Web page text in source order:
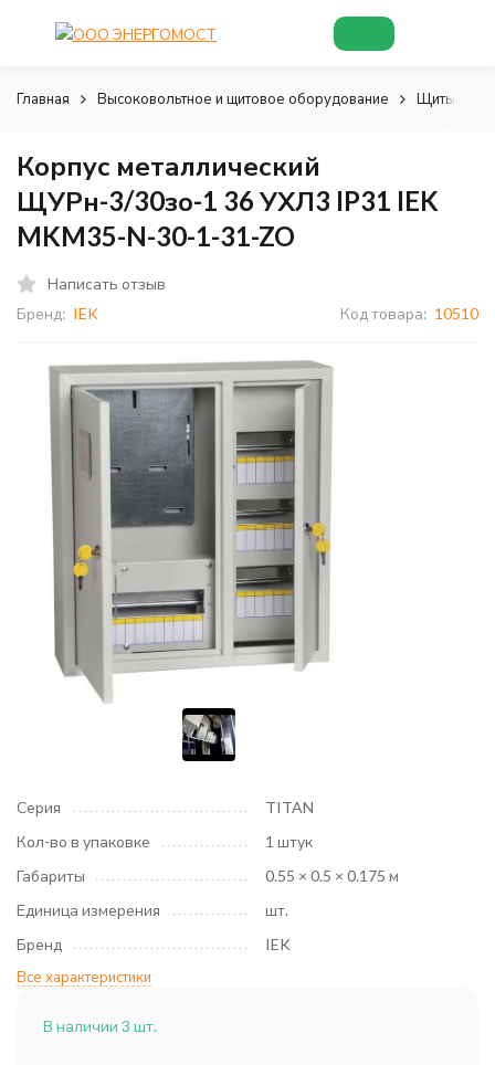
Главная Высоковольтное и щитовое оборудование Щиты и
Корпус металлический
ЩУРн-3/30зо-1 36 УХЛ3 IP31 IEK
MKM35-N-30-1-31-ZO
Написать отзыв
Бренд: IEK Код товара: 10510
Серия
TITAN
Кол-во в упаковке
1 штук
Габариты
0.55 × 0.5 × 0.175 м
Единица измерения
шт.
Бренд
IEK
Все характеристики
В наличии 3 шт.